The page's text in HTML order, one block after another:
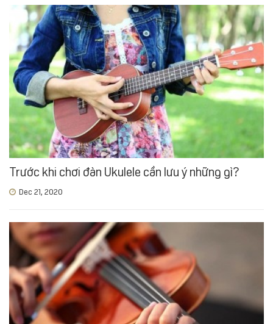
Trước khi chơi đàn Ukulele cần lưu ý những gì?
Dec 21, 2020